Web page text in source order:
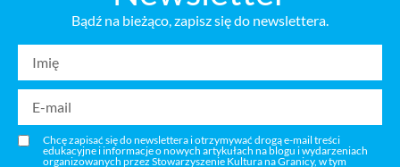
Bądź na bieżąco, zapisz się do newslettera.
Chcę zapisać się do newslettera i otrzymywać drogą e-mail treści
edukacyjne i informacje o nowych artykułach na blogu i wydarzeniach
organizowanych przez Stowarzyszenie Kultura na Granicy, w tym